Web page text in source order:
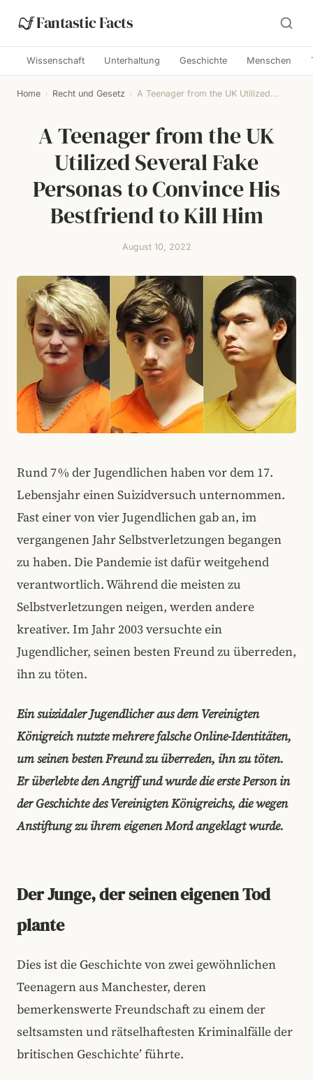
Fantastic Facts
Wissenschaft Unterhaltung Geschichte Menschen
Home › Recht und Gesetz › A Teenager from the UK Utilized...
A Teenager from the UK
Utilized Several Fake
Personas to Convince His
Bestfriend to Kill Him
August 10, 2022
Rund 7 % der Jugendlichen haben vor dem 17.
Lebensjahr einen Suizidversuch unternommen.
Fast einer von vier Jugendlichen gab an, im
vergangenen Jahr Selbstverletzungen begangen
zu haben. Die Pandemie ist dafür weitgehend
verantwortlich. Während die meisten zu
Selbstverletzungen neigen, werden andere
kreativer. Im Jahr 2003 versuchte ein
Jugendlicher, seinen besten Freund zu überreden,
ihn zu töten.
Ein suizidaler Jugendlicher aus dem Vereinigten
Königreich nutzte mehrere falsche Online-Identitäten,
um seinen besten Freund zu überreden, ihn zu töten.
Er überlebte den Angriff und wurde die erste Person in
der Geschichte des Vereinigten Königreichs, die wegen
Anstiftung zu ihrem eigenen Mord angeklagt wurde.
Der Junge, der seinen eigenen Tod
plante
Dies ist die Geschichte von zwei gewöhnlichen
Teenagern aus Manchester, deren
bemerkenswerte Freundschaft zu einem der
seltsamsten und rätselhaftesten Kriminalfälle der
britischen Geschichte’ führte.